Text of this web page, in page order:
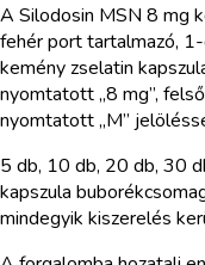
A Silodosin MSN 8 mg
fehér port tartalmazó,
kemény zselatin
nyomtatott „8 mg”,
nyomtatott „M”
5 db, 10 db, 20 db, 30
kapszula
mindegyik kiszerelés